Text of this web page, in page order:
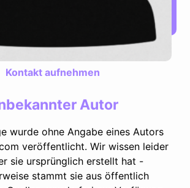
Kontakt aufnehmen
Autor
wurde ohne Angabe eines Autors
veröffentlicht. Wir wissen leider
sie ursprünglich erstellt hat -
stammt sie aus öffentlich